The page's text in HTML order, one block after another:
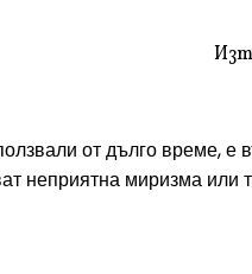
от дълго време, е
неприятна миризма или